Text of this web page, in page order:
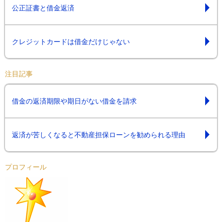
公正証書と借金返済
クレジットカードは借金だけじゃない
注目記事
借金の返済期限や期日がない借金を請求
返済が苦しくなると不動産担保ローンを勧められる理由
プロフィール